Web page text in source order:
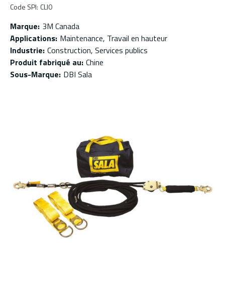
Code SPI: CLI0
Marque: 3M Canada
Applications: Maintenance, Travail en hauteur
Industrie: Construction, Services publics
Produit fabriqué au: Chine
Sous-Marque: DBI Sala